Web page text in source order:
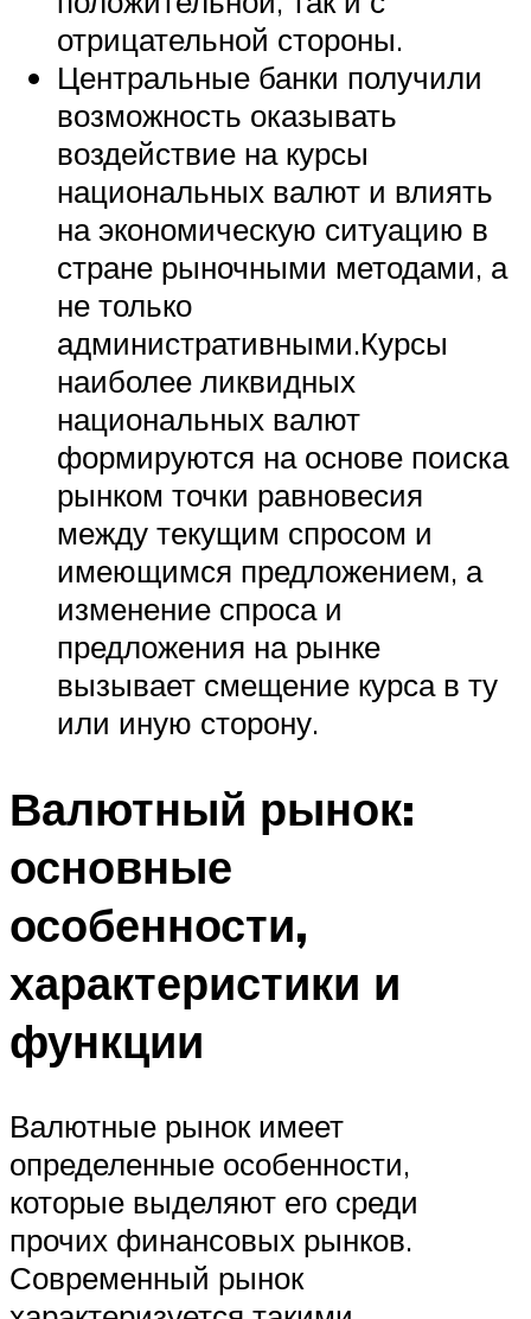
отрицательной стороны.
Центральные банки получили
возможность оказывать
воздействие на курсы
национальных валют и влиять
на экономическую ситуацию в
стране рыночными методами, а
не только
административными.Курсы
наиболее ликвидных
национальных валют
формируются на основе поиска
рынком точки равновесия
между текущим спросом и
имеющимся предложением, а
изменение спроса и
предложения на рынке
вызывает смещение курса в ту
или иную сторону.
Валютный рынок:
основные
особенности,
характеристики и
функции
Валютные рынок имеет
определенные особенности,
которые выделяют его среди
прочих финансовых рынков.
Современный рынок